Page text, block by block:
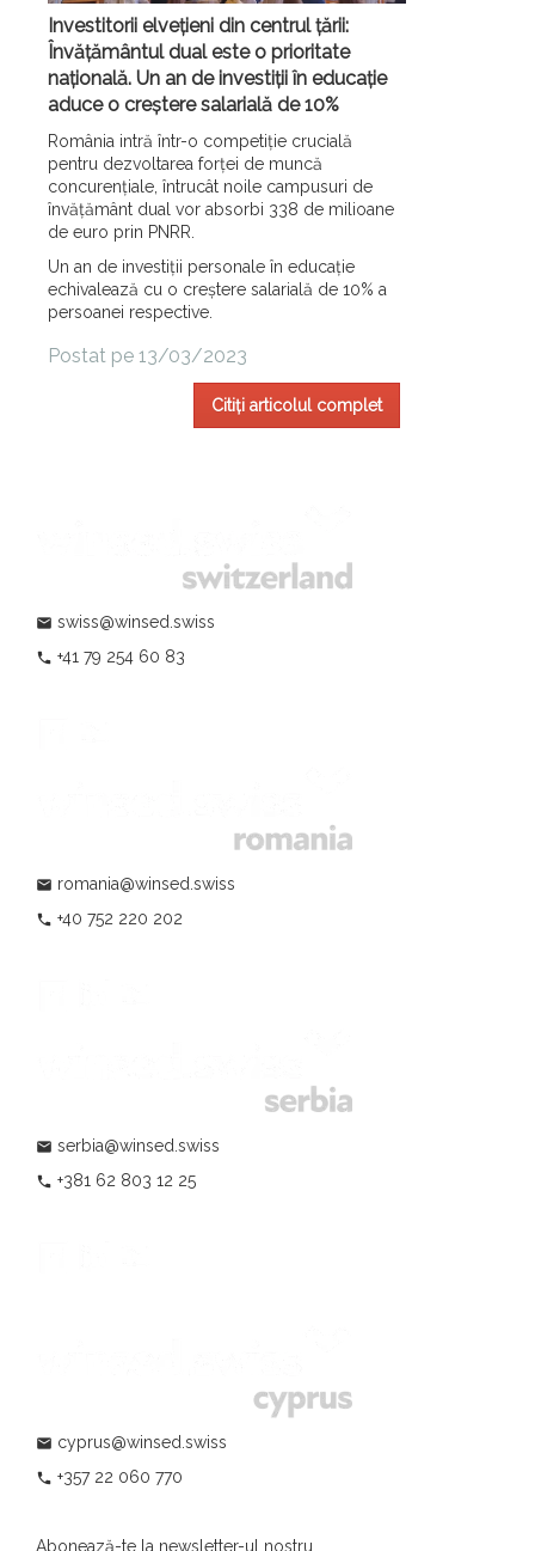
Investitorii elvețieni din centrul țării:
Învățământul dual este o prioritate
națională. Un an de investiții în educație
aduce o creștere salarială de 10%
România intră într-o competiție crucială
pentru dezvoltarea forței de muncă
concurențiale, întrucât noile campusuri de
învățământ dual vor absorbi 338 de milioane
de euro prin PNRR.
Un an de investiții personale în educație
echivalează cu o creștere salarială de 10% a
persoanei respective.
Postat pe 13/03/2023
Citiți articolul complet
mail swiss@winsed.swiss
phone +41 79 254 60 83
mail romania@winsed.swiss
phone +40 752 220 202
mail serbia@winsed.swiss
phone +381 62 803 12 25
mail cyprus@winsed.swiss
phone +357 22 060 770
Abonează-te la newsletter-ul nostru